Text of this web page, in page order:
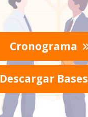
Cronograma
Descargar Bases